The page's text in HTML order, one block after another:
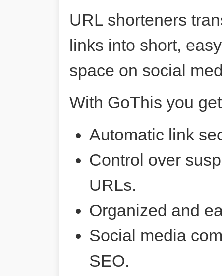
URL shorteners
links into short,
space on social
With GoThis you
Automatic link
Control over
URLs.
Organized and
Social media
SEO.